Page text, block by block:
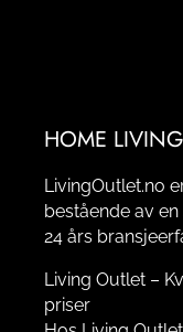
HOME
LivingOutlet.no
bestående av
24 års
Living Outlet –
priser